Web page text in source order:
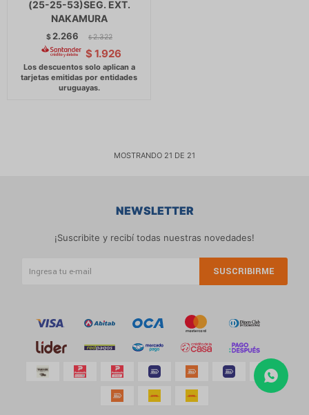
(25-25-53)SEG. EXT.
NAKAMURA
$ 2.266 $ 2.322
$ 1.926
MOSTRANDO 21 DE 21
NEWSLETTER
¡Suscribite y recibí todas nuestras novedades!
SUSCRIBIRME